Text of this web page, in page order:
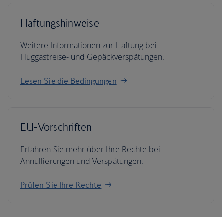
Haftungshinweise
Weitere Informationen zur Haftung bei
Fluggastreise- und Gepäckverspätungen.
Lesen Sie die Bedingungen
EU-Vorschriften
Erfahren Sie mehr über Ihre Rechte bei
Annullierungen und Verspätungen.
Prüfen Sie Ihre Rechte